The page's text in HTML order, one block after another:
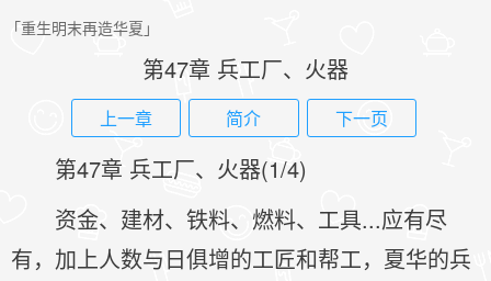
「重生明末再造华夏」
第47章 兵工厂、火器
上一章 简介 下一页
第47章 兵工厂、火器(1/4)
资金、建材、铁料、燃料、工具...应有尽
有，加上人数与日俱增的工匠和帮工，夏华的兵